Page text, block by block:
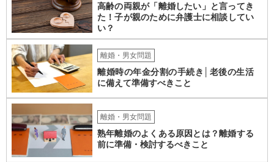
高齢の両親が「離婚したい」と言ってき
た！子が親のために弁護士に相談してい
い？
離婚・男女問題
離婚時の年金分割の手続き│老後の生活
に備えて準備すべきこと
離婚・男女問題
熟年離婚のよくある原因とは？離婚する
前に準備・検討するべきこと